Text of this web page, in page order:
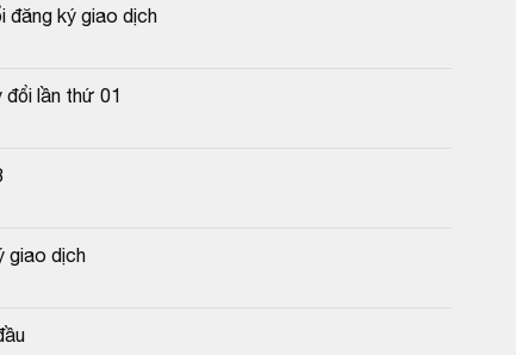
đăng ký giao dịch
đổi lần thứ 01
giao dịch